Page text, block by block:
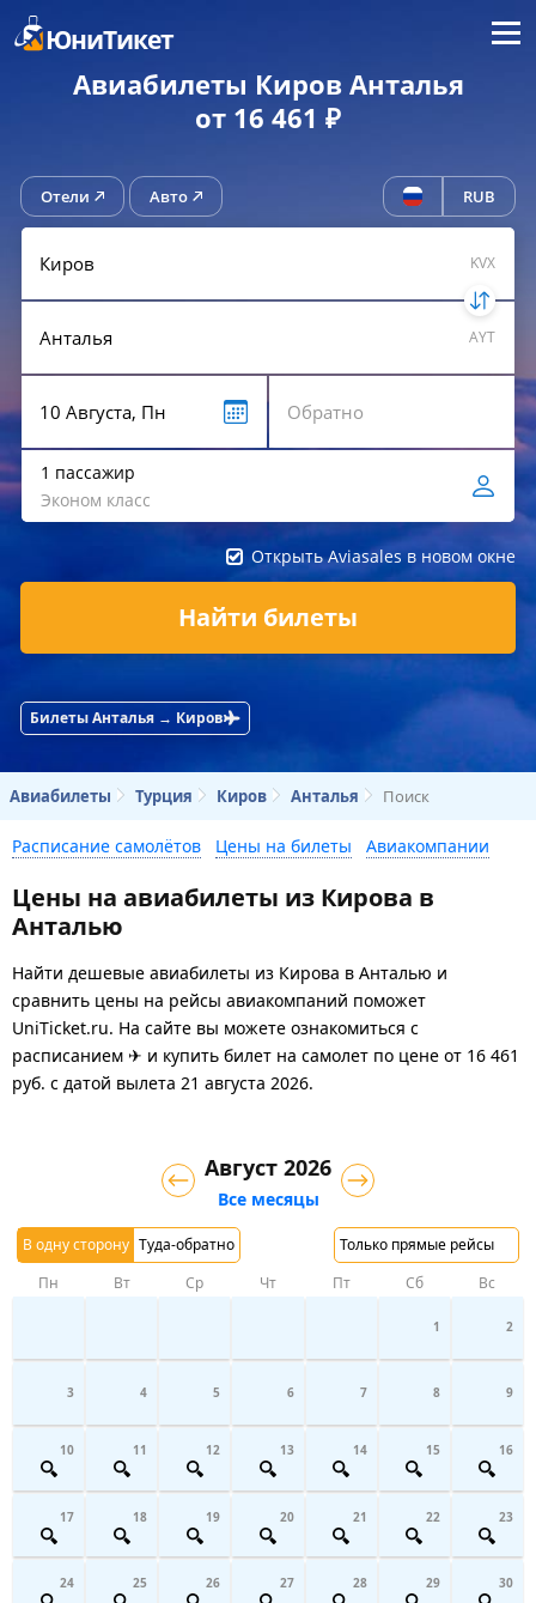
ЮниТикет Меню
Авиабилеты Киров Анталья
от 16 461 ₽
Отели Авто RUB
KVX
AYT
1 пассажир
Эконом класс
Открыть Aviasales в новом окне
Найти билеты
Билеты Анталья → Киров
Авиабилеты Турция Киров Анталья Поиск
Расписание самолётов Цены на билеты Авиакомпании
Цены на авиабилеты из Кирова в
Анталью
Найти дешевые авиабилеты из Кирова в Анталью и
сравнить цены на рейсы авиакомпаний поможет
UniTicket.ru. На сайте вы можете ознакомиться с
расписанием ✈ и купить билет на самолет по цене от 16 461
руб. с датой вылета 21 августа 2026.
В одну сторону Туда-обратно Только прямые рейсы
Август 2026
Все месяцы
Пн Вт Ср Чт Пт Сб Вс
1 2
3 4 5 6 7 8 9
10 11 12 13 14 15 16
17 18 19 20 21 22 23
24 25 26 27 28 29 30